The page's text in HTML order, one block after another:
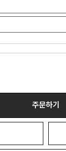
주문하기